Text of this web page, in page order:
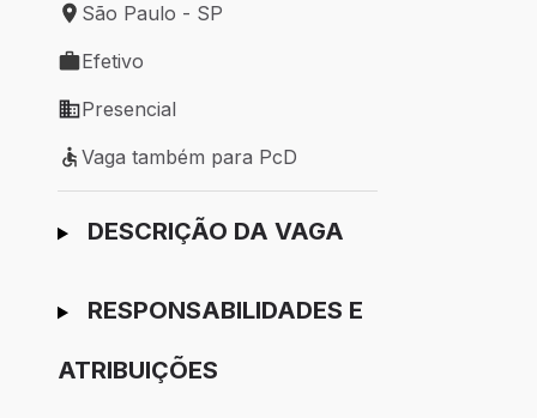
Local de trabalho: São Paulo - SP
São Paulo - SP
Tipo de vaga: Efetivo
Efetivo
Modelo de trabalho: Presencial
Presencial
Vaga também para PcD
Vaga também para PcD
Ir para candidatura
DESCRIÇÃO DA VAGA
RESPONSABILIDADES E
ATRIBUIÇÕES